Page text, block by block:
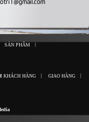
SẢN PHẨM |
KHÁCH HÀNG | GIAO HÀNG |